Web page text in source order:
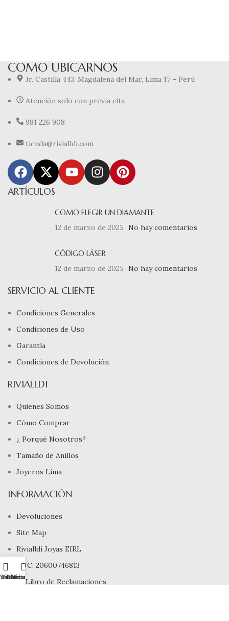
COMO UBICARNOS
Jr. Castilla 443, Magdalena del Mar, Lima 17 – Perú
Atención solo con previa cita
981 226 908
tienda@rivialldi.com
ARTÍCULOS
COMO ELEGIR UN DIAMANTE
12 de marzo de 2025
No hay comentarios
CÓDIGO LÁSER
12 de marzo de 2025
No hay comentarios
SERVICIO AL CLIENTE
Condiciones Generales
Condiciones de Uso
Garantía
Condiciones de Devolución
RIVIALLDI
Quienes Somos
Cómo Comprar
¿ Porqué Nosotros?
Tamaño de Anillos
Joyeros Lima
INFORMACIÓN
Devoluciones
Site Map
Rivialldi Joyas EIRL
RUC: 20600746813
Libro de Reclamaciones
Filtros
Carrito
Mi cuenta